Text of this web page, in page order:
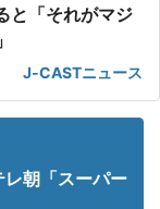
と「それがマジ
J-CASTニュース
朝「スーパー